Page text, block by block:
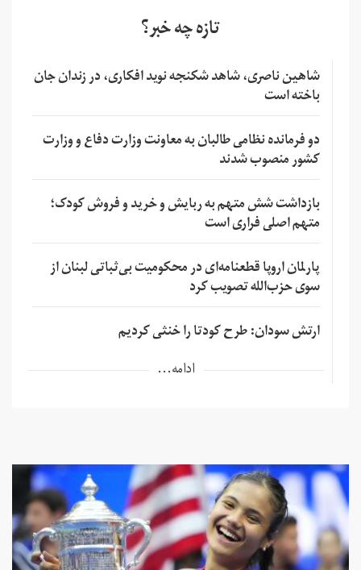
تازه چه خبر؟
شاهین ناصری، شاهد شکنجه نوید افکاری، در زندان جان
باخته است
دو فرمانده نظامی طالبان به معاونت وزارت دفاع و وزارت
کشور منصوب شدند
بازداشت شش متهم به ربایش و خرید و فروش کودک؛
متهم اصلی فراری است
پارلمان اروپا قطعنامه‌ای در محکومیت بی‌ثباتی لبنان از
سوی حزب‌الله تصویب کرد
ارتش سودان: طرح کودتا را خنثی کردیم
ادامه...